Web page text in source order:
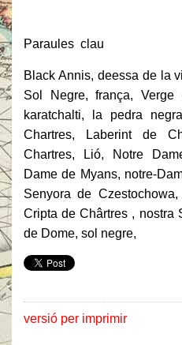
Paraules clau
Black Annis, deessa de la
Sol Negre, frança,
karatchalti, la pedra
Chartres, Laberint de
Chartres, Lió, Notre
Dame de Myans, notre-
Senyora de
Cripta de Chârtres , nostra
de Dome, sol negre,
versió per imprimir